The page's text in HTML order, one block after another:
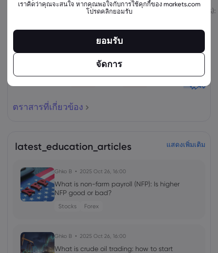
ขาย ซื้อ เปลี่ยนแปลง (%):
ตราสารที่เกี่ยวข้อง
latest_education_articles แสดงเพิ่มเติม
Ghko B 2025 Oct 26, 16:00
What is non-farm payroll (NFP): Is higher
NFP good or bad?
Stocks Forex
Ghko B 2025 Oct 26, 16:00
What is crude oil trading: how to start
เราคิดว่าคุณจะสนใจ หากคุณพอใจกับการใช้คุกกี้ของ markets.com
โปรดคลิกยอมรับ
ยอมรับ
จัดการ